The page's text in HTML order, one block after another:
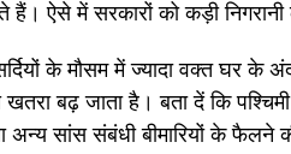
हैं। ऐसे में सरकारों को कड़ी
के मौसम में ज्यादा वक्त घर
बढ़ जाता है। बता दें कि
अन्य सांस संबंधी बीमारियों के फैलने